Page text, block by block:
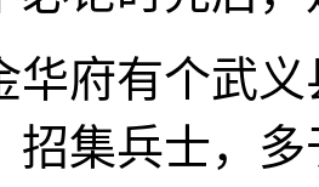
华府有个武
招集兵士，